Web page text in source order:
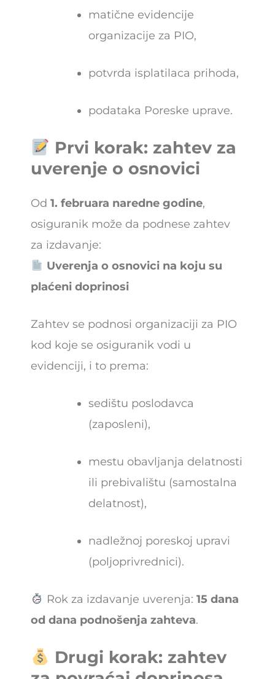
matične evidencije
organizacije za PIO,
potvrda isplatilaca prihoda,
podataka Poreske uprave.
Prvi korak: zahtev za
uverenje o osnovici
Od 1. februara naredne godine,
osiguranik može da podnese zahtev
za izdavanje:
Uverenja o osnovici na koju su
plaćeni doprinosi
Zahtev se podnosi organizaciji za PIO
kod koje se osiguranik vodi u
evidenciji, i to prema:
sedištu poslodavca
(zaposleni),
mestu obavljanja delatnosti
ili prebivalištu (samostalna
delatnost),
nadležnoj poreskoj upravi
(poljoprivrednici).
Rok za izdavanje uverenja: 15 dana
od dana podnošenja zahteva.
Drugi korak: zahtev